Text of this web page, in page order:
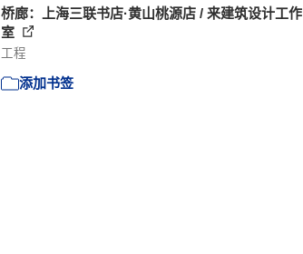
桥廊：上海三联书店·黄山桃源店 / 来建筑设计工作
室
工程
添加书签